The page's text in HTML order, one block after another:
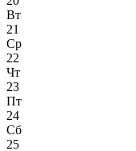
Вт
21
Ср
22
Чт
23
Пт
24
Сб
25